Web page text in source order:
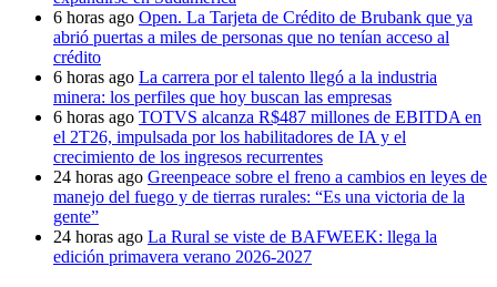
6 horas ago Open. La Tarjeta de Crédito de Brubank que ya
abrió puertas a miles de personas que no tenían acceso al
crédito
6 horas ago La carrera por el talento llegó a la industria
minera: los perfiles que hoy buscan las empresas
6 horas ago TOTVS alcanza R$487 millones de EBITDA en
el 2T26, impulsada por los habilitadores de IA y el
crecimiento de los ingresos recurrentes
24 horas ago Greenpeace sobre el freno a cambios en leyes de
manejo del fuego y de tierras rurales: “Es una victoria de la
gente”
24 horas ago La Rural se viste de BAFWEEK: llega la
edición primavera verano 2026-2027